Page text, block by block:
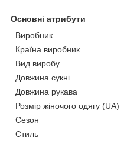
Основні атрибути
Виробник
Країна виробник
Вид виробу
Довжина сукні
Довжина рукава
Розмір жіночого одягу (UA)
Сезон
Стиль